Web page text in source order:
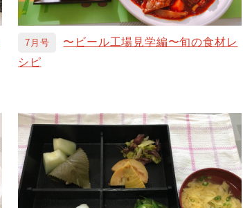
7月号
〜ビール工場見学編〜旬の食材レ
シピ